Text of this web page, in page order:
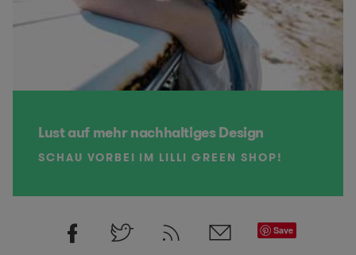
Lust auf mehr nachhaltiges Design
SCHAU VORBEI IM LILLI GREEN SHOP!
Save